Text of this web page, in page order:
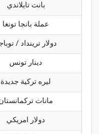
بانت تايلاندي
عملة بانجا تونغا
دولار ترينداد /
دينار تونس
ليره تركية جديدة
مانات
دولار امريكي